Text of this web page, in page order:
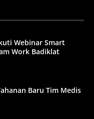
Webinar Smart
Work Badiklat
Baru Tim Medis